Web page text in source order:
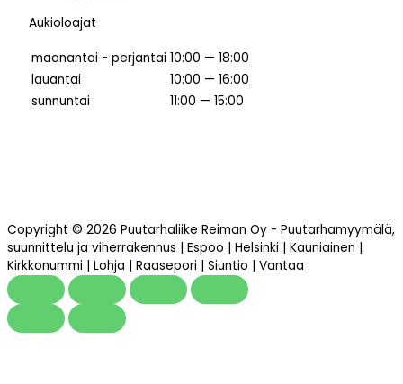
Aukioloajat
maanantai - perjantai 10:00 — 18:00
lauantai
10:00 — 16:00
sunnuntai
11:00 — 15:00
Copyright © 2026 Puutarhaliike Reiman Oy - Puutarhamyymälä,
suunnittelu ja viherrakennus | Espoo | Helsinki | Kauniainen |
Kirkkonummi | Lohja | Raasepori | Siuntio | Vantaa